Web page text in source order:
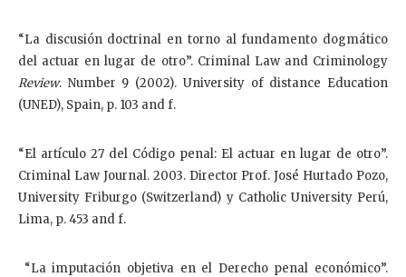
“La discusión doctrinal en torno al fundamento dogmático
del actuar en lugar de otro”. Criminal Law and Criminology
Review. Number 9 (2002). University of distance Education
(UNED), Spain, p. 103 and f.
“El artículo 27 del Código penal: El actuar en lugar de otro”.
Criminal Law Journal. 2003. Director Prof. José Hurtado Pozo,
University Friburgo (Switzerland) y Catholic University Perú,
Lima, p. 453 and f.
“La imputación objetiva en el Derecho penal económico”.